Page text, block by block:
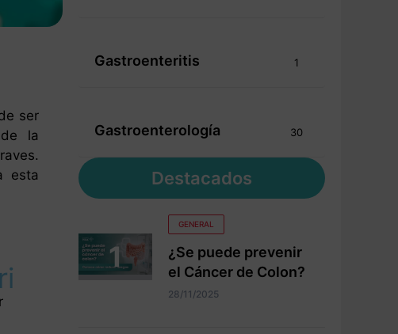
ser
la
esta
Gastroenteritis 1
Gastroenterología 30
Destacados
GENERAL
¿Se puede prevenir
el Cáncer de Colon?
28/11/2025